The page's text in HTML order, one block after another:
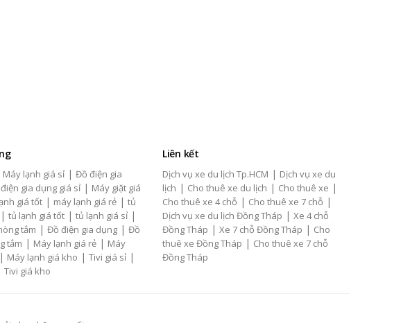
Máy lạnh giá sỉ | Đồ điện gia
gia dụng giá sỉ | Máy giặt giá
giá tốt | máy lạnh giá rẻ | tủ
| tủ lạnh giá tốt | tủ lạnh giá sỉ |
tắm | Đồ điện gia dụng | Đồ
tắm | Máy lạnh giá rẻ | Máy
| Máy lạnh giá kho | Tivi giá sỉ |
Tivi giá kho
Liên kết
Dịch vụ xe du lịch Tp.HCM | Dịch vụ xe du
lịch | Cho thuê xe du lịch | Cho thuê xe |
Cho thuê xe 4 chỗ | Cho thuê xe 7 chỗ |
Dịch vụ xe du lịch Đồng Tháp | Xe 4 chỗ
Đồng Tháp | Xe 7 chỗ Đồng Tháp | Cho
thuê xe Đồng Tháp | Cho thuê xe 7 chỗ
Đồng Tháp